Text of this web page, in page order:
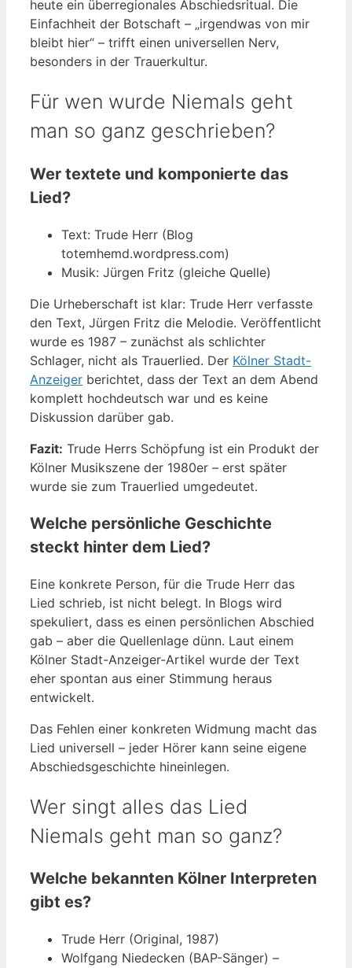
heute ein überregionales Abschiedsritual. Die
Einfachheit der Botschaft – „irgendwas von mir
bleibt hier“ – trifft einen universellen Nerv,
besonders in der Trauerkultur.
Für wen wurde Niemals geht
man so ganz geschrieben?
Wer textete und komponierte das
Lied?
Text: Trude Herr (Blog
totemhemd.wordpress.com)
Musik: Jürgen Fritz (gleiche Quelle)
Die Urheberschaft ist klar: Trude Herr verfasste
den Text, Jürgen Fritz die Melodie. Veröffentlicht
wurde es 1987 – zunächst als schlichter
Schlager, nicht als Trauerlied. Der Kölner Stadt-
Anzeiger berichtet, dass der Text an dem Abend
komplett hochdeutsch war und es keine
Diskussion darüber gab.
Fazit: Trude Herrs Schöpfung ist ein Produkt der
Kölner Musikszene der 1980er – erst später
wurde sie zum Trauerlied umgedeutet.
Welche persönliche Geschichte
steckt hinter dem Lied?
Eine konkrete Person, für die Trude Herr das
Lied schrieb, ist nicht belegt. In Blogs wird
spekuliert, dass es einen persönlichen Abschied
gab – aber die Quellenlage dünn. Laut einem
Kölner Stadt-Anzeiger-Artikel wurde der Text
eher spontan aus einer Stimmung heraus
entwickelt.
Das Fehlen einer konkreten Widmung macht das
Lied universell – jeder Hörer kann seine eigene
Abschiedsgeschichte hineinlegen.
Wer singt alles das Lied
Niemals geht man so ganz?
Welche bekannten Kölner Interpreten
gibt es?
Trude Herr (Original, 1987)
Wolfgang Niedecken (BAP-Sänger) –